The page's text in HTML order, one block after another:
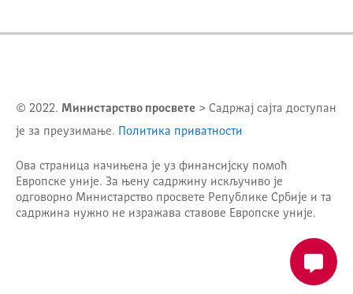
© 2022. Министарство просвете > Садржај сајта доступан
је за преузимање. Политика приватности
Ова страница начињена је уз финансијску помоћ
Европске уније. За њену садржину искључиво је
одговорно Министарство просвете Републике Србије и та
садржина нужно не изражава ставове Европске уније.